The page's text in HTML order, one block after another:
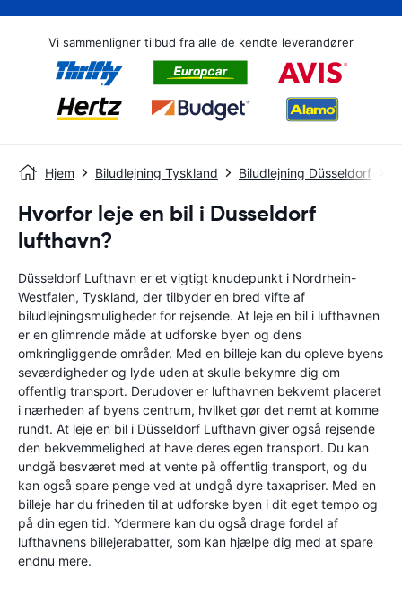
Vi sammenligner tilbud fra alle de kendte leverandører
Hjem Biludlejning Tyskland Biludlejning Düsseldorf
Hvorfor leje en bil i Dusseldorf
lufthavn?
Düsseldorf Lufthavn er et vigtigt knudepunkt i Nordrhein-
Westfalen, Tyskland, der tilbyder en bred vifte af
biludlejningsmuligheder for rejsende. At leje en bil i lufthavnen
er en glimrende måde at udforske byen og dens
omkringliggende områder. Med en billeje kan du opleve byens
seværdigheder og lyde uden at skulle bekymre dig om
offentlig transport. Derudover er lufthavnen bekvemt placeret
i nærheden af ​​byens centrum, hvilket gør det nemt at komme
rundt. At leje en bil i Düsseldorf Lufthavn giver også rejsende
den bekvemmelighed at have deres egen transport. Du kan
undgå besværet med at vente på offentlig transport, og du
kan også spare penge ved at undgå dyre taxapriser. Med en
billeje har du friheden til at udforske byen i dit eget tempo og
på din egen tid. Ydermere kan du også drage fordel af
lufthavnens billejerabatter, som kan hjælpe dig med at spare
endnu mere.